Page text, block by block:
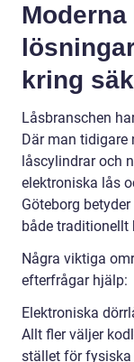
kring
Låsbranschen
Där man tidigare
låscylindrar och
elektroniska lås
Göteborg
både traditionellt
Några viktiga
efterfrågar hjälp:
Elektroniska
Allt fler väljer
stället för fysiska